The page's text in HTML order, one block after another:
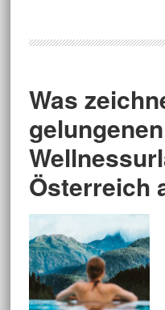
Was
gelungenen
Österreich